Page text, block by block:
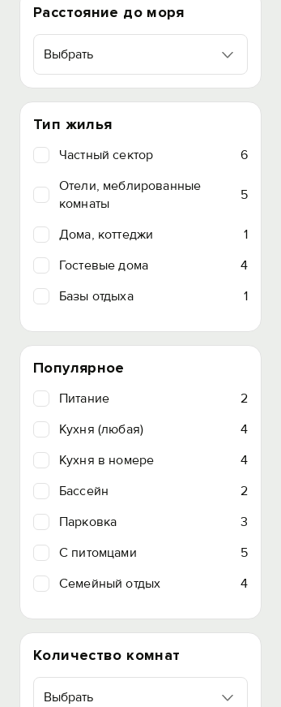
Расстояние до моря
Выбрать
Тип жилья
Частный сектор
6
Отели, меблированные
комнаты
5
Дома, коттеджи
1
Гостевые дома
4
Базы отдыха
1
Популярное
Питание
2
Кухня (любая)
4
Кухня в номере
4
Бассейн
2
Парковка
3
C питомцами
5
Семейный отдых
4
Количество комнат
Выбрать